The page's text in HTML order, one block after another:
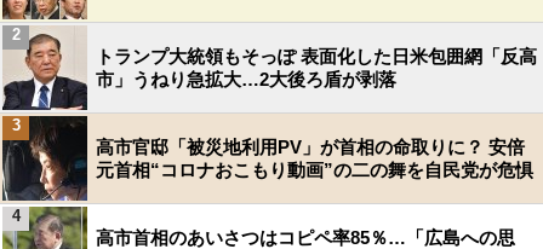
トランプ大統領もそっぽ 表面化した日米包囲網「反高
市」うねり急拡大…2大後ろ盾が剥落
2
高市官邸「被災地利用PV」が首相の命取りに？ 安倍
元首相“コロナおこもり動画”の二の舞を自民党が危惧
3
高市首相のあいさつはコピペ率85％…「広島への思
4